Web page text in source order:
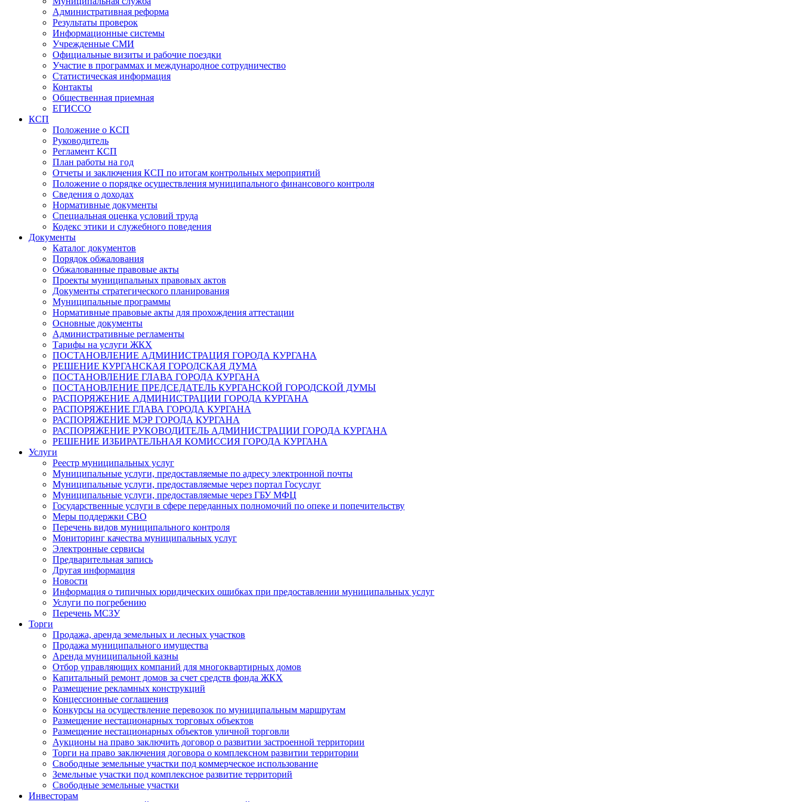
Административная реформа
Результаты проверок
Информационные системы
Учрежденные СМИ
Официальные визиты и рабочие поездки
Участие в программах и международное сотрудничество
Статистическая информация
Контакты
Общественная приемная
ЕГИССО
КСП
Положение о КСП
Руководитель
Регламент КСП
План работы на год
Отчеты и заключения КСП по итогам контрольных мероприятий
Положение о порядке осуществления муниципального финансового контроля
Сведения о доходах
Нормативные документы
Специальная оценка условий труда
Кодекс этики и служебного поведения
Документы
Каталог документов
Порядок обжалования
Обжалованные правовые акты
Проекты муниципальных правовых актов
Документы стратегического планирования
Муниципальные программы
Нормативные правовые акты для прохождения аттестации
Основные документы
Административные регламенты
Тарифы на услуги ЖКХ
ПОСТАНОВЛЕНИЕ АДМИНИСТРАЦИЯ ГОРОДА КУРГАНА
РЕШЕНИЕ КУРГАНСКАЯ ГОРОДСКАЯ ДУМА
ПОСТАНОВЛЕНИЕ ГЛАВА ГОРОДА КУРГАНА
ПОСТАНОВЛЕНИЕ ПРЕДСЕДАТЕЛЬ КУРГАНСКОЙ ГОРОДСКОЙ ДУМЫ
РАСПОРЯЖЕНИЕ АДМИНИСТРАЦИИ ГОРОДА КУРГАНА
РАСПОРЯЖЕНИЕ ГЛАВА ГОРОДА КУРГАНА
РАСПОРЯЖЕНИЕ МЭР ГОРОДА КУРГАНА
РАСПОРЯЖЕНИЕ РУКОВОДИТЕЛЬ АДМИНИСТРАЦИИ ГОРОДА КУРГАНА
РЕШЕНИЕ ИЗБИРАТЕЛЬНАЯ КОМИССИЯ ГОРОДА КУРГАНА
Услуги
Реестр муниципальных услуг
Муниципальные услуги, предоставляемые по адресу электронной почты
Муниципальные услуги, предоставляемые через портал Госуслуг
Муниципальные услуги, предоставляемые через ГБУ МФЦ
Государственные услуги в сфере переданных полномочий по опеке и попечительству
Меры поддержки СВО
Перечень видов муниципального контроля
Мониторинг качества муниципальных услуг
Электронные сервисы
Предварительная запись
Другая информация
Новости
Информация о типичных юридических ошибках при предоставлении муниципальных услуг
Услуги по погребению
Перечень МСЗУ
Торги
Продажа, аренда земельных и лесных участков
Продажа муниципального имущества
Аренда муниципальной казны
Отбор управляющих компаний для многоквартирных домов
Капитальный ремонт домов за счет средств фонда ЖКХ
Размещение рекламных конструкций
Концессионные соглашения
Конкурсы на осуществление перевозок по муниципальным маршрутам
Размещение нестационарных торговых объектов
Размещение нестационарных объектов уличной торговли
Аукционы на право заключить договор о развитии застроенной территории
Торги на право заключения договора о комплексном развитии территории
Свободные земельные участки под коммерческое использование
Земельные участки под комплексное развитие территорий
Свободные земельные участки
Инвесторам